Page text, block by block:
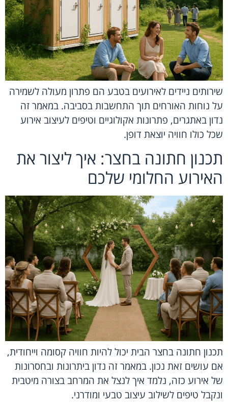
שירותים ניידים לאירועים בטבע הם פתרון מעולה לשמירה
על נוחות האורחים תוך התחשבות בסביבה. במאמר זה
נדון באתגרים, פתרונות אקולוגיים וטיפים לעיצוב אירוע
שכל כולו חוויה יוצאת דופן.
תכנון חתונה בחצר: איך ליצור את
האירוע החלומי שלכם
תכנון חתונה בחצר הבית יכול להיות חוויה קסומה וייחודית,
אם עושים זאת נכון. במאמר זה נדון ביתרונות ובחסרונות
של אירוע כזה, נלמד איך לנצל את המרחב בצורה מיטבית
ונקבל טיפים לשילוב עיצוב טבעי ומודרני.